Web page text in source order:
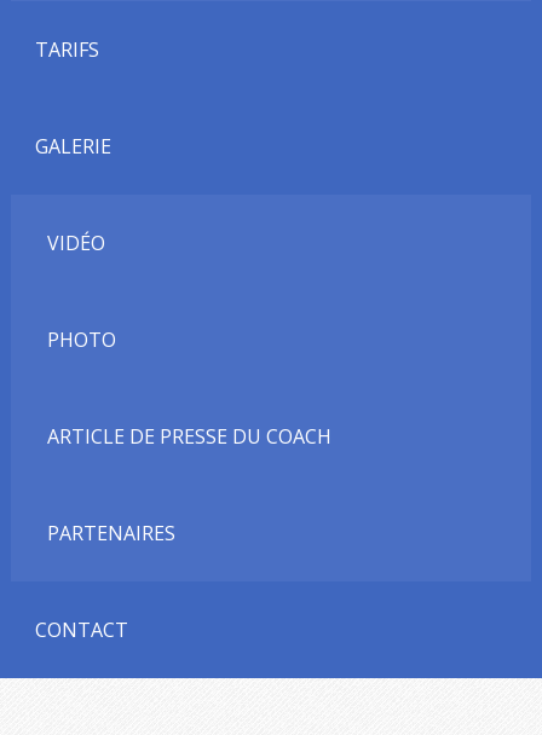
TARIFS
GALERIE
VIDÉO
PHOTO
ARTICLE DE PRESSE DU COACH
PARTENAIRES
CONTACT